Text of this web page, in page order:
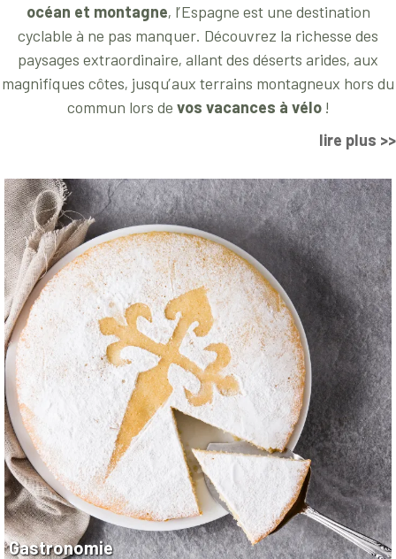
océan et montagne, l’Espagne est une destination
cyclable à ne pas manquer. Découvrez la richesse des
paysages extraordinaire, allant des déserts arides, aux
magnifiques côtes, jusqu’aux terrains montagneux hors du
commun lors de vos vacances à vélo !
lire plus >>
Gastronomie